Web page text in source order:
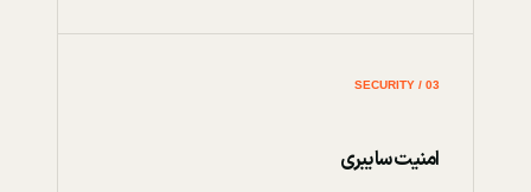
03 / SECURITY
امنیت سایبری